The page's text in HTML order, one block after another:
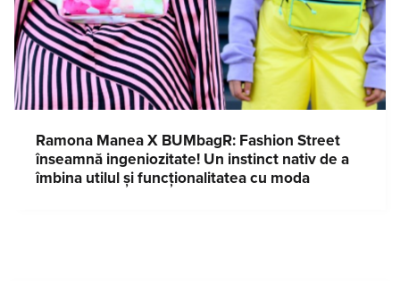
Ramona Manea X BUMbagR: Fashion Street
înseamnă ingeniozitate! Un instinct nativ de a
îmbina utilul și funcționalitatea cu moda